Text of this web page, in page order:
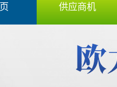
供应商机